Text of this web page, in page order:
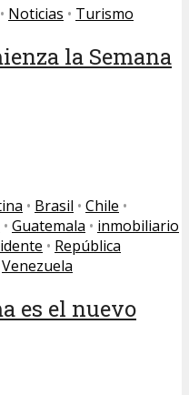
• Noticias • Turismo
la Semana
• Brasil • Chile •
• Guatemala • inmobiliario
• República
Venezuela
es el nuevo